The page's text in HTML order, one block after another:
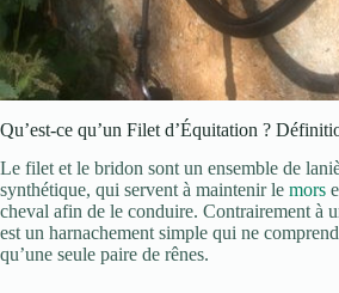
Qu’est-ce qu’un Filet d’Équitation ?
Le filet et le bridon sont un ensemble de
synthétique, qui servent à maintenir le mors
cheval afin de le conduire. Contrairement à
est un harnachement simple qui ne
qu’une seule paire de rênes.